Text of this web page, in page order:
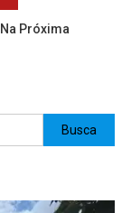
Próxima
Busca